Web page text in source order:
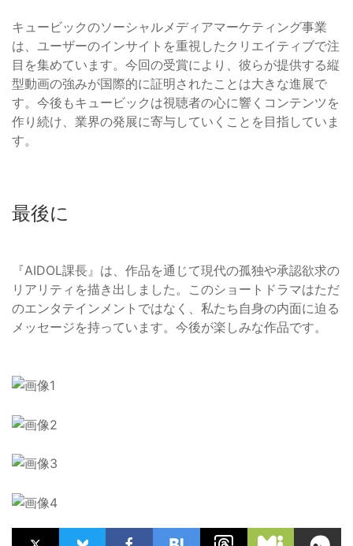
キュービックのソーシャルメディアマーケティング事業
は、ユーザーのインサイトを重視したクリエイティブで注
目を集めています。今回の受賞により、彼らが提供する縦
型動画の強みが国際的に証明されたことは大きな進展で
す。今後もキュービックは視聴者の心に響くコンテンツを
作り続け、業界の発展に寄与していくことを目指していま
す。
最後に
『AIDOL課長』は、作品を通じて現代の孤独や承認欲求の
リアリティを描き出しました。このショートドラマはただ
のエンタテインメントではなく、私たち自身の内面に迫る
メッセージを持っています。今後が楽しみな作品です。